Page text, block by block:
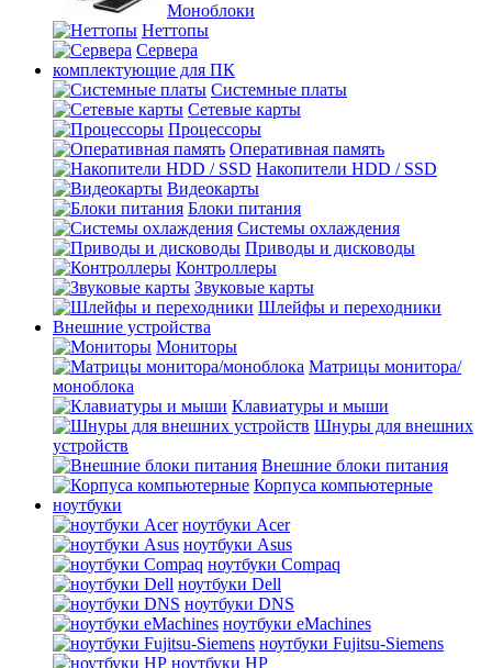
Моноблоки
Неттопы
Сервера
комплектующие для ПК
Cистемные платы
Сетевые карты
Процесcоры
Оперативная память
Накопители HDD / SSD
Видеокарты
Блоки питания
Системы охлаждения
Приводы и дисководы
Контроллеры
Звуковые карты
Шлейфы и переходники
Внешние устройства
Мониторы
Матрицы монитора/
моноблока
Клавиатуры и мыши
Шнуры для внешних
устройств
Внешние блоки питания
Корпуса компьютерные
ноутбуки
ноутбуки Acer
ноутбуки Asus
ноутбуки Compaq
ноутбуки Dell
ноутбуки DNS
ноутбуки eMachines
ноутбуки Fujitsu-Siemens
ноутбуки HP